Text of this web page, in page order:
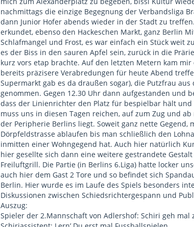
nachmittags die einzige Begegnung der Verbandsliga
dann Junior Hofer abends wieder in der Stadt zu
erkundet, ebenso den Hackeschen Markt, ganz Berlin
Schlafmangel und Frost, es war einfach ein Stück weit
es der Biss in den sauren Apfel sein, zurück in die
kurz vors etap brachte. Auf den letzten Metern kam
bereits präzisere Verabredungen für heute Abend
Supermarkt gab es da draußen sogar), die Putzfrau
genommen. Gegen 12.30 Uhr dann aufgestanden und
dass der Linienrichter den Platz für bespielbar hält
muss uns in diesen Tagen reichen, auf zum Zug und
der Peripherie Berlins liegt. Soweit ganz nette Gegend,
Dörpfeldstrasse ablaufen bis man schließlich den
inmitten einer Wohngegend hat. Auch hier natürlich
hier gesellte sich dann eine weitere gestrandete
Freiluftgrill. Die Partie (in Berlins 6.Liga) hatte locker
auch hier dem Gast 2 Tore und so befindet sich
Berlin. Hier wurde es im Laufe des Spiels besonders
Diskussionen zwischen Schiedsrichtergespann und
Auszug:
Spieler der 2.Mannschaft von Adlershof: Schiri geh mal